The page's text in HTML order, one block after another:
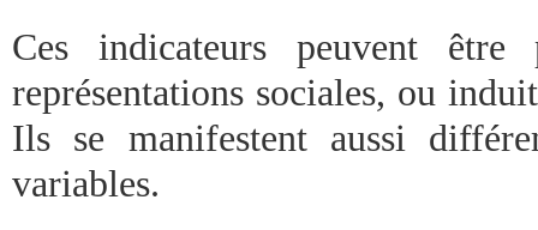
Ces indicateurs peuvent
représentations sociales, ou
Ils se manifestent aussi
variables.